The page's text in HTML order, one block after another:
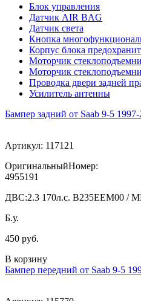
Блок управления
Датчик AIR BAG
Датчик света
Кнопка
Корпус блока
Моторчик
Моторчик
Проводка двери задней
Усилитель антенны
Бампер задний от Saab 9-5
Артикул: 117121
ОригинальныйНомер:
4955191
ДВС:2.3 170л.с. В235ЕЕМ00 /
Б.у.
450 руб.
В корзину
Бампер передний от Saab 9-5